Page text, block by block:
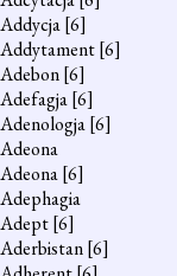
Addycja[6]
Addytament[6]
Adebon[6]
Adefagja[6]
Adenologja[6]
Adeona
Adeona[6]
Adephagia
Adept[6]
Aderbistan[6]